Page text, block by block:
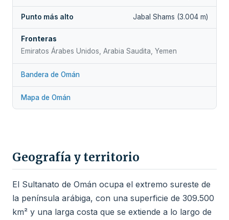
Punto más alto Jabal Shams (3.004 m)
Fronteras
Emiratos Árabes Unidos, Arabia Saudita, Yemen
Bandera de Omán
Mapa de Omán
Geografía y territorio
El Sultanato de Omán ocupa el extremo sureste de
la península arábiga, con una superficie de 309.500
km² y una larga costa que se extiende a lo largo de